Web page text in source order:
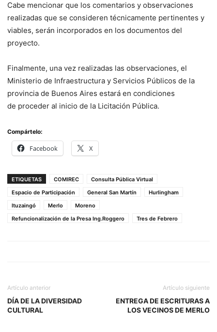
Cabe mencionar que los comentarios y observaciones
realizadas que se consideren técnicamente pertinentes y
viables, serán incorporados en los documentos del
proyecto.
Finalmente, una vez realizadas las observaciones, el
Ministerio de Infraestructura y Servicios Públicos de la
provincia de Buenos Aires estará en condiciones
de proceder al inicio de la Licitación Pública.
Compártelo:
Facebook X
ETIQUETAS COMIREC
Consulta Pública Virtual
Espacio de Participación
General San Martín
Hurlingham
Ituzaingó
Merlo
Moreno
Refuncionalización de la Presa Ing.Roggero
Tres de Febrero
Artículo anterior
DÍA DE LA DIVERSIDAD
CULTURAL
Artículo siguiente
ENTREGA DE ESCRITURAS A
LOS VECINOS DE MERLO